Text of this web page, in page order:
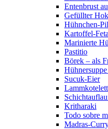
Entenbrust
Gefüllter
Hühnchen-
Kartoffel-
Marinierte
Pastitio
Börek – als
Sucuk-Eier
Kritharaki
Todo sobre
Madras-